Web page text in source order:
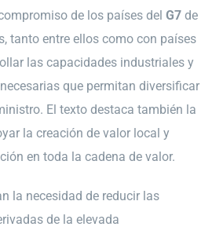
de los países del G7 de
tanto entre ellos como con países
las capacidades industriales y
que permitan diversificar
El texto destaca también la
la creación de valor local y
en toda la cadena de valor.
la necesidad de reducir las
de la elevada